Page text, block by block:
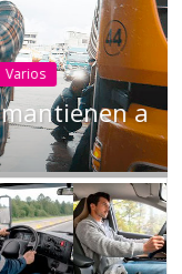
Varios
a